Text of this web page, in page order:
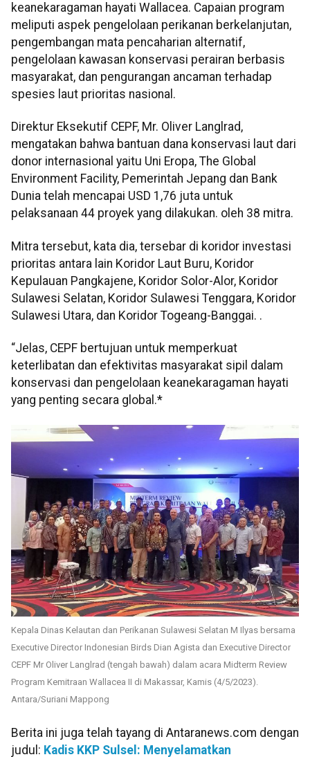
keanekaragaman hayati Wallacea. Capaian program
meliputi aspek pengelolaan perikanan berkelanjutan,
pengembangan mata pencaharian alternatif,
pengelolaan kawasan konservasi perairan berbasis
masyarakat, dan pengurangan ancaman terhadap
spesies laut prioritas nasional.
Direktur Eksekutif CEPF, Mr. Oliver Langlrad,
mengatakan bahwa bantuan dana konservasi laut dari
donor internasional yaitu Uni Eropa, The Global
Environment Facility, Pemerintah Jepang dan Bank
Dunia telah mencapai USD 1,76 juta untuk
pelaksanaan 44 proyek yang dilakukan. oleh 38 mitra.
Mitra tersebut, kata dia, tersebar di koridor investasi
prioritas antara lain Koridor Laut Buru, Koridor
Kepulauan Pangkajene, Koridor Solor-Alor, Koridor
Sulawesi Selatan, Koridor Sulawesi Tenggara, Koridor
Sulawesi Utara, dan Koridor Togeang-Banggai. .
“Jelas, CEPF bertujuan untuk memperkuat
keterlibatan dan efektivitas masyarakat sipil dalam
konservasi dan pengelolaan keanekaragaman hayati
yang penting secara global.*
Kepala Dinas Kelautan dan Perikanan Sulawesi Selatan M Ilyas bersama
Executive Director Indonesian Birds Dian Agista dan Executive Director
CEPF Mr Oliver Langlrad (tengah bawah) dalam acara Midterm Review
Program Kemitraan Wallacea II di Makassar, Kamis (4/5/2023).
Antara/Suriani Mappong
Berita ini juga telah tayang di Antaranews.com dengan
judul: Kadis KKP Sulsel: Menyelamatkan